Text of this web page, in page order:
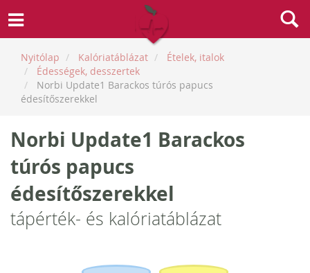
Nyitólap Kalóriatáblázat
Ételek, italok
Édességek, desszertek
Norbi Update1 Barackos túrós papucs
édesítőszerekkel
Norbi Update1 Barackos
túrós papucs
édesítőszerekkel
tápérték- és kalóriatáblázat